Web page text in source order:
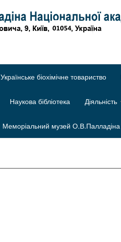
Українське біохімічне товариство
Наукова бібліотека Діяльність
Меморіальний музей О.В.Палладіна